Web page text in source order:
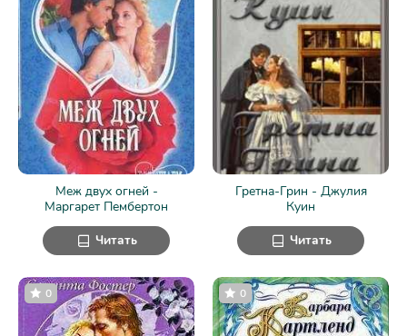
Меж двух огней -
Маргарет Пембертон
Читать
Гретна-Грин - Джулия
Куин
Читать
0 0